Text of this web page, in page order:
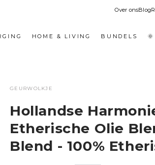
Over onsBlog
HOME & LIVING BUNDELS
GEURWOLKJE
Hollandse
Etherische Olie
Blend - 100%